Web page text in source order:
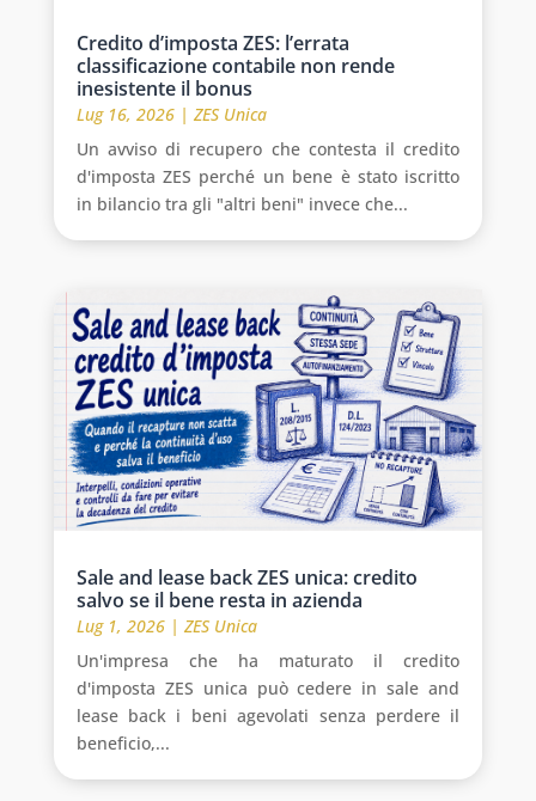
Credito d’imposta ZES: l’errata
classificazione contabile non rende
inesistente il bonus
Lug 16, 2026| ZES Unica
Un avviso di recupero che contesta il credito
d'imposta ZES perché un bene è stato iscritto
in bilancio tra gli "altri beni" invece che...
Sale and lease back ZES unica: credito
salvo se il bene resta in azienda
Lug 1, 2026| ZES Unica
Un'impresa che ha maturato il credito
d'imposta ZES unica può cedere in sale and
lease back i beni agevolati senza perdere il
beneficio,...